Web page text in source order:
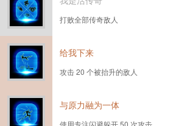
打败全部传奇敌人
给我下来
攻击 20 个被抬升的敌人
与原力融为一体
使用专注闪避躲开 50 次攻击